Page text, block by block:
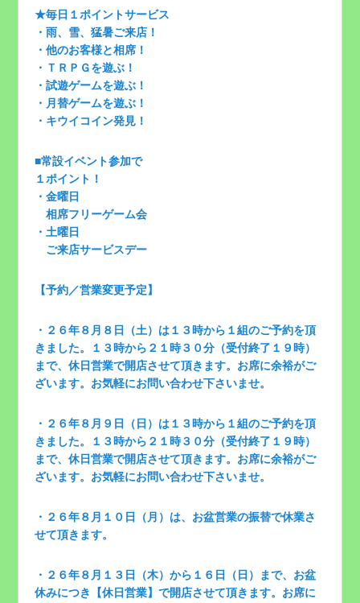
★毎日１ポイントサービス
・雨、雪、猛暑ご来店！
・他のお客様と相席！
・ＴＲＰＧを遊ぶ！
・試遊ゲームを遊ぶ！
・月替ゲームを遊ぶ！
・キウイコイン発見！
■常設イベント参加で
１ポイント！
・金曜日
相席フリーゲーム会
・土曜日
ご来店サービスデー
【予約／営業変更予定】
・２６年８月８日（土）は１３時から１組のご予約を頂
きました。１３時から２１時３０分（受付終了１９時）
まで、休日営業で開店させて頂きます。お席に余裕がご
ざいます。お気軽にお問い合わせ下さいませ。
・２６年８月９日（日）は１３時から１組のご予約を頂
きました。１３時から２１時３０分（受付終了１９時）
まで、休日営業で開店させて頂きます。お席に余裕がご
ざいます。お気軽にお問い合わせ下さいませ。
・２６年８月１０日（月）は、お盆営業の振替で休業さ
せて頂きます。
・２６年８月１３日（木）から１６日（日）まで、お盆
休みにつき【休日営業】で開店させて頂きます。お席に